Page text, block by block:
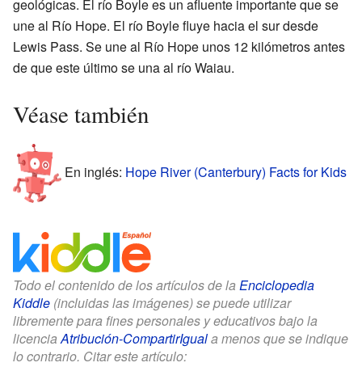
geológicas. El río Boyle es un afluente importante que se
une al Río Hope. El río Boyle fluye hacia el sur desde
Lewis Pass. Se une al Río Hope unos 12 kilómetros antes
de que este último se una al río Waiau.
Véase también
En inglés: Hope River (Canterbury) Facts for Kids
Todo el contenido de los artículos de la Enciclopedia
Kiddle (incluidas las imágenes) se puede utilizar
libremente para fines personales y educativos bajo la
licenciaAtribución-CompartirIguala menos que se indique
lo contrario. Citar este artículo: